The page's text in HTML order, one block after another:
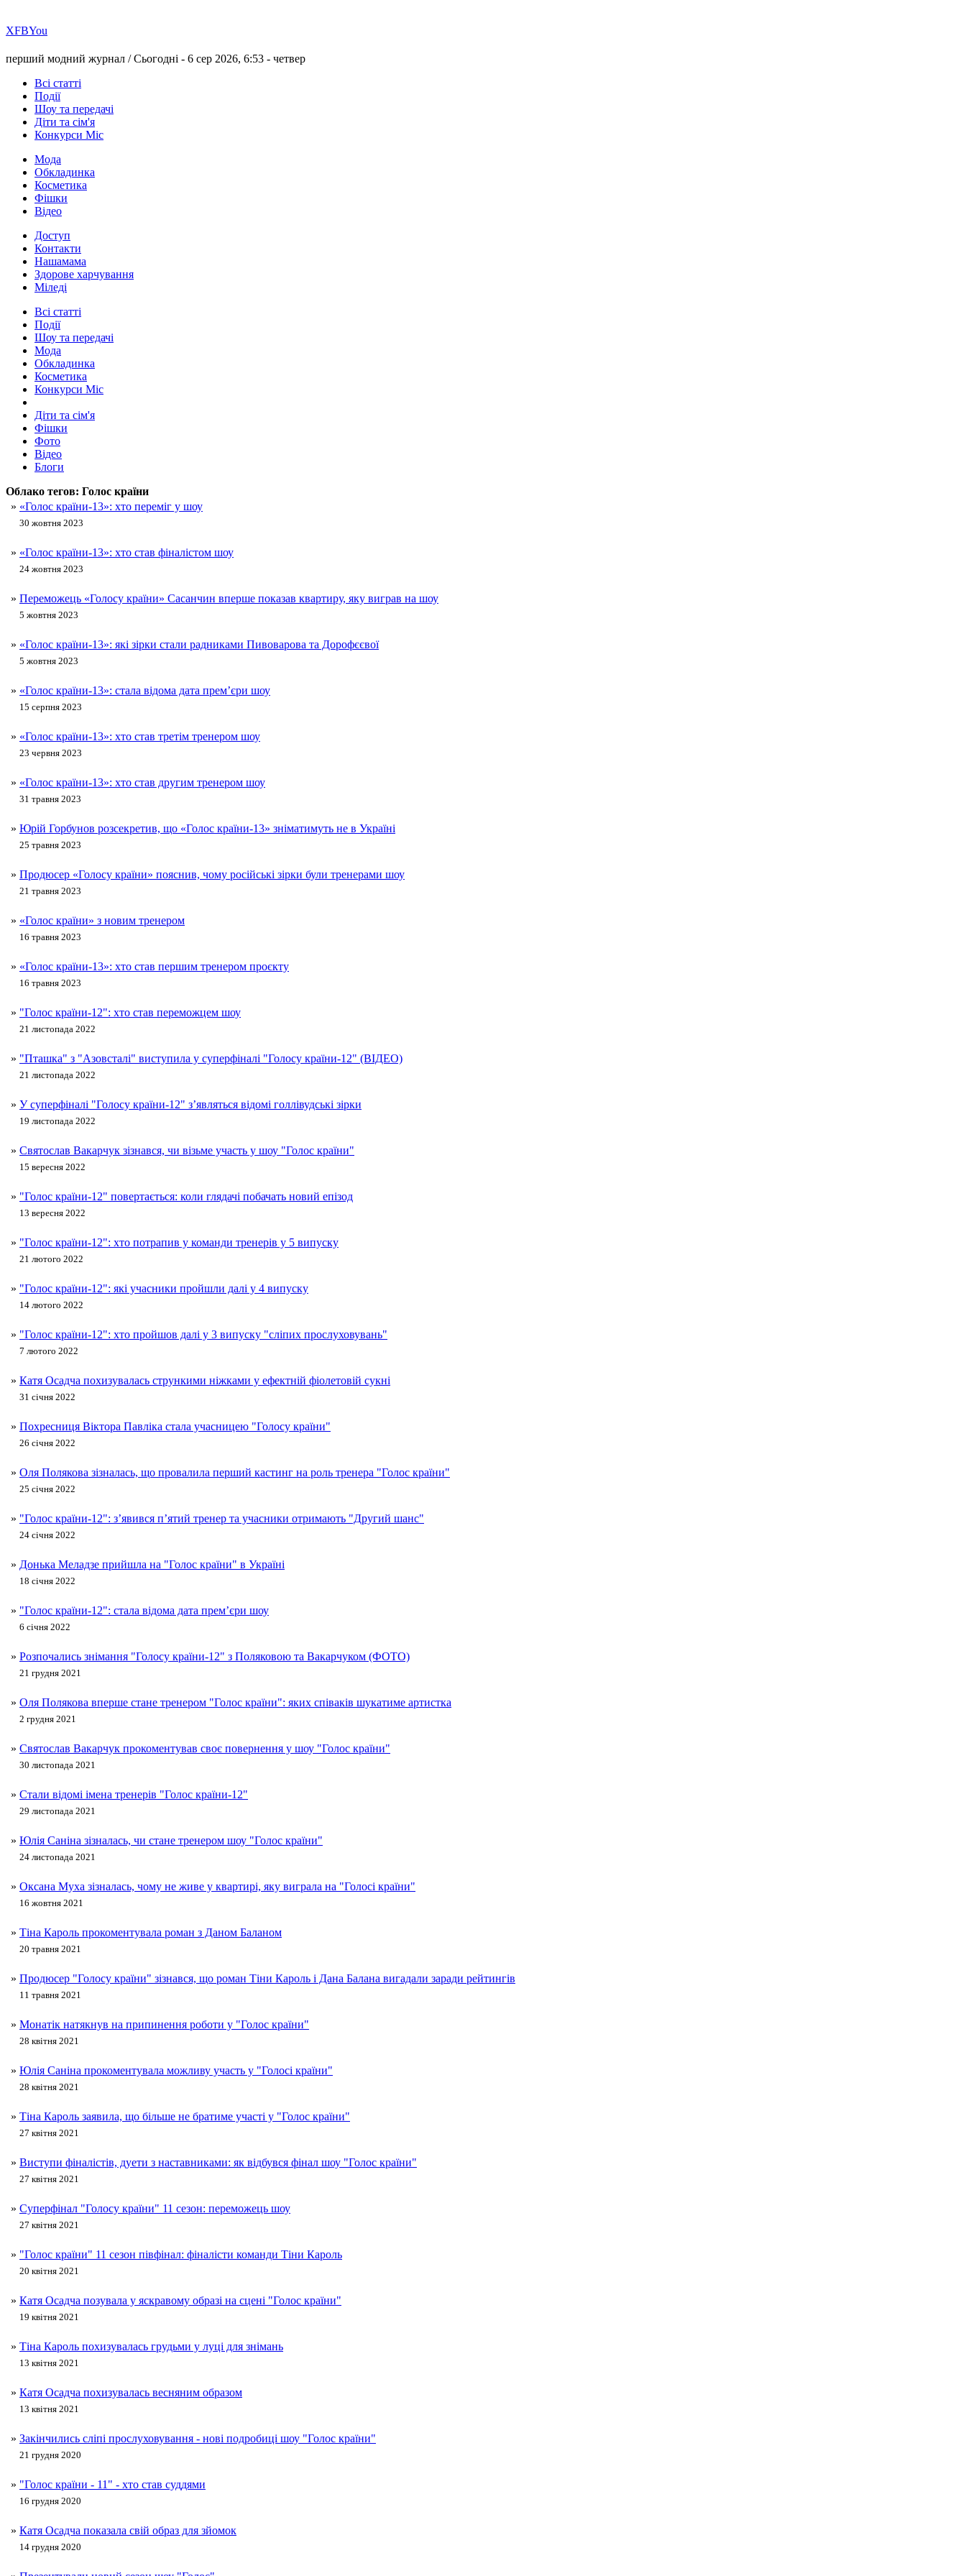
ХFBYou
перший модний журнал /Сьогодні - 6 сер 2026, 6:53 - четвер
Всі статті
Події
Шоу та передачі
Діти та сім'я
Конкурси Міс
Мода
Обкладинка
Косметика
Фішки
Відео
Доступ
Контакти
Нашамама
Здорове харчування
Міледі
Всі статті
Події
Шоу та передачі
Мода
Обкладинка
Косметика
Конкурси Міс
Діти та сім'я
Фішки
Фото
Відео
Блоги
Облако тегов: Голос країни
» «Голос країни-13»: хто переміг у шоу
30 жовтня 2023
» «Голос країни-13»: хто став фіналістом шоу
24 жовтня 2023
» Переможець «Голосу країни» Сасанчин вперше показав квартиру, яку виграв на шоу
5 жовтня 2023
» «Голос країни-13»: які зірки стали радниками Пивоварова та Дорофєєвої
5 жовтня 2023
» «Голос країни-13»: стала відома дата прем’єри шоу
15 серпня 2023
» «Голос країни-13»: хто став третім тренером шоу
23 червня 2023
» «Голос країни-13»: хто став другим тренером шоу
31 травня 2023
» Юрій Горбунов розсекретив, що «Голос країни-13» зніматимуть не в Україні
25 травня 2023
» Продюсер «Голосу країни» пояснив, чому російські зірки були тренерами шоу
21 травня 2023
» «Голос країни» з новим тренером
16 травня 2023
» «Голос країни-13»: хто став першим тренером проєкту
16 травня 2023
» "Голос країни-12": хто став переможцем шоу
21 листопада 2022
» "Пташка" з "Азовсталі" виступила у суперфіналі "Голосу країни-12" (ВІДЕО)
21 листопада 2022
» У суперфіналі "Голосу країни-12" з’являться відомі голлівудські зірки
19 листопада 2022
» Святослав Вакарчук зізнався, чи візьме участь у шоу "Голос країни"
15 вересня 2022
» "Голос країни-12" повертається: коли глядачі побачать новий епізод
13 вересня 2022
» "Голос країни-12": хто потрапив у команди тренерів у 5 випуску
21 лютого 2022
» "Голос країни-12": які учасники пройшли далі у 4 випуску
14 лютого 2022
» "Голос країни-12": хто пройшов далі у 3 випуску "сліпих прослуховувань"
7 лютого 2022
» Катя Осадча похизувалась стрункими ніжками у ефектній фіолетовій сукні
31 січня 2022
» Похресниця Віктора Павліка стала учасницею "Голосу країни"
26 січня 2022
» Оля Полякова зізналась, що провалила перший кастинг на роль тренера "Голос країни"
25 січня 2022
» "Голос країни-12": з’явився п’ятий тренер та учасники отримають "Другий шанс"
24 січня 2022
» Донька Меладзе прийшла на "Голос країни" в Україні
18 січня 2022
» "Голос країни-12": стала відома дата прем’єри шоу
6 січня 2022
» Розпочались знімання "Голосу країни-12" з Поляковою та Вакарчуком (ФОТО)
21 грудня 2021
» Оля Полякова вперше стане тренером "Голос країни": яких співаків шукатиме артистка
2 грудня 2021
» Святослав Вакарчук прокоментував своє повернення у шоу "Голос країни"
30 листопада 2021
» Стали відомі імена тренерів "Голос країни-12"
29 листопада 2021
» Юлія Саніна зізналась, чи стане тренером шоу "Голос країни"
24 листопада 2021
» Оксана Муха зізналась, чому не живе у квартирі, яку виграла на "Голосі країни"
16 жовтня 2021
» Тіна Кароль прокоментувала роман з Даном Баланом
20 травня 2021
» Продюсер "Голосу країни" зізнався, що роман Тіни Кароль і Дана Балана вигадали заради рейтингів
11 травня 2021
» Монатік натякнув на припинення роботи у "Голос країни"
28 квітня 2021
» Юлія Саніна прокоментувала можливу участь у "Голосі країни"
28 квітня 2021
» Тіна Кароль заявила, що більше не братиме участі у "Голос країни"
27 квітня 2021
» Виступи фіналістів, дуети з наставниками: як відбувся фінал шоу "Голос країни"
27 квітня 2021
» Суперфінал "Голосу країни" 11 сезон: переможець шоу
27 квітня 2021
» "Голос країни" 11 сезон півфінал: фіналісти команди Тіни Кароль
20 квітня 2021
» Катя Осадча позувала у яскравому образі на сцені "Голос країни"
19 квітня 2021
» Тіна Кароль похизувалась грудьми у луці для знімань
13 квітня 2021
» Катя Осадча похизувалась весняним образом
13 квітня 2021
» Закінчились сліпі прослуховування - нові подробиці шоу "Голос країни"
21 грудня 2020
» "Голос країни - 11" - хто став суддями
16 грудня 2020
» Катя Осадча показала свій образ для зйомок
14 грудня 2020